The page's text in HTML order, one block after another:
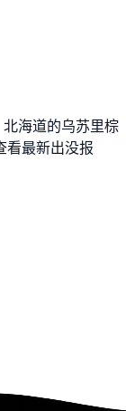
海道的乌苏里棕
看最新出没报